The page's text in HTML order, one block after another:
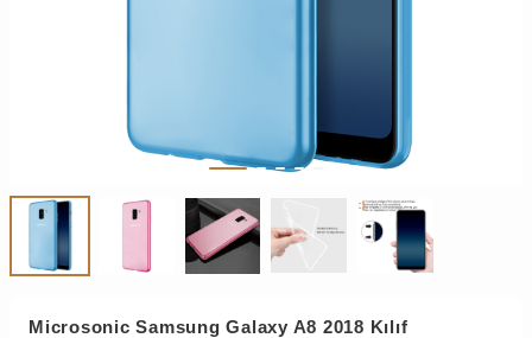
Microsonic Samsung Galaxy A8 2018 Kılıf